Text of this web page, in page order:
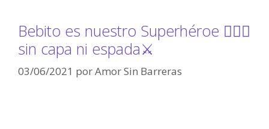
Bebito es nuestro Superhéroe 🦸🏽‍♂️
sin capa ni espada⚔️
03/06/2021 porAmor Sin Barreras